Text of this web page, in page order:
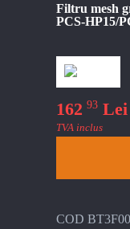
Filtru mesh
PCS-HP15/
162 93 Lei
TVA inclus
COD